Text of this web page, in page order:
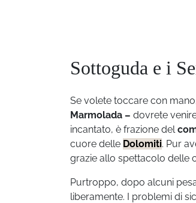
Sottoguda e i
Se volete toccare con
Marmolada – dovrete
incantato, è frazione del
cuore delle Dolomiti. Pur
grazie allo spettacolo delle
Purtroppo, dopo alcuni
liberamente. I problemi di